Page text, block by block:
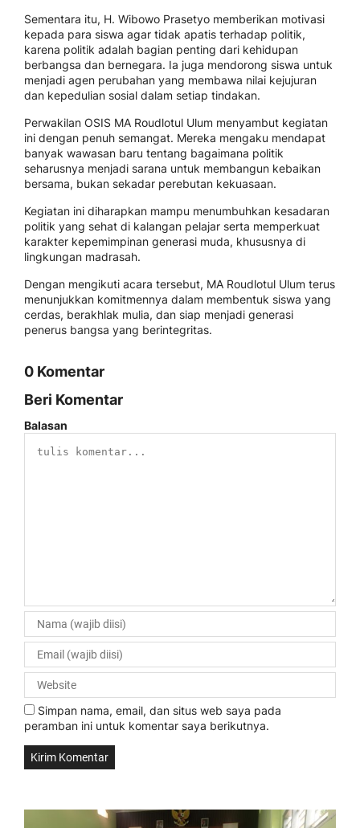
Sementara itu, H. Wibowo Prasetyo memberikan motivasi
kepada para siswa agar tidak apatis terhadap politik,
karena politik adalah bagian penting dari kehidupan
berbangsa dan bernegara. Ia juga mendorong siswa untuk
menjadi agen perubahan yang membawa nilai kejujuran
dan kepedulian sosial dalam setiap tindakan.
Perwakilan OSIS MA Roudlotul Ulum menyambut kegiatan
ini dengan penuh semangat. Mereka mengaku mendapat
banyak wawasan baru tentang bagaimana politik
seharusnya menjadi sarana untuk membangun kebaikan
bersama, bukan sekadar perebutan kekuasaan.
Kegiatan ini diharapkan mampu menumbuhkan kesadaran
politik yang sehat di kalangan pelajar serta memperkuat
karakter kepemimpinan generasi muda, khususnya di
lingkungan madrasah.
Dengan mengikuti acara tersebut, MA Roudlotul Ulum terus
menunjukkan komitmennya dalam membentuk siswa yang
cerdas, berakhlak mulia, dan siap menjadi generasi
penerus bangsa yang berintegritas.
0 Komentar
Beri Komentar
Balasan
Simpan nama, email, dan situs web saya pada
peramban ini untuk komentar saya berikutnya.